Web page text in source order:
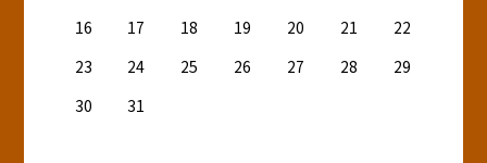
16
17 18 19 20 21
22
23
24 25 26 27 28
29
30
31